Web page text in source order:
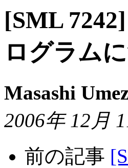
[SML
ログラム
Masashi
2006年 12月
前の記事